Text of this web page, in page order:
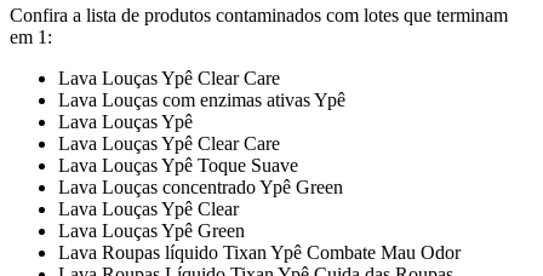
Confira a lista de produtos contaminados com lotes que terminam
em 1:
Lava Louças Ypê Clear Care
Lava Louças com enzimas ativas Ypê
Lava Louças Ypê
Lava Louças Ypê Clear Care
Lava Louças Ypê Toque Suave
Lava Louças concentrado Ypê Green
Lava Louças Ypê Clear
Lava Louças Ypê Green
Lava Roupas líquido Tixan Ypê Combate Mau Odor